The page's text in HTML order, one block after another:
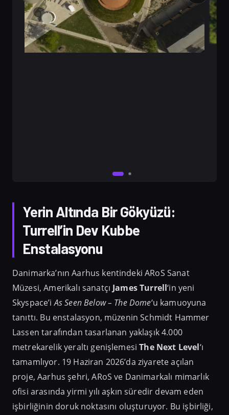
Yerin Altında Bir Gökyüzü:
Turrell’in Dev Kubbe
Enstalasyonu
Danimarka’nın Aarhus kentindeki ARoS Sanat
Müzesi, Amerikalı sanatçı James Turrell‘in yeni
Skyspace’iAs Seen Below – The Dome‘u kamuoyuna
tanıttı. Bu enstalasyon, müzenin Schmidt Hammer
Lassen tarafından tasarlanan yaklaşık 4.000
metrekarelik yeraltı genişlemesiThe Next Level‘ı
tamamlıyor. 19 Haziran 2026’da ziyarete açılan
proje, Aarhus şehri, ARoS ve Danimarkalı mimarlık
ofisi arasında yirmi yılı aşkın süredir devam eden
işbirliğinin doruk noktasını oluşturuyor. Bu işbirliği,